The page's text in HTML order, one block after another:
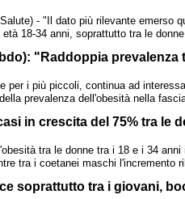
- "Il dato più rilevante emerso
18-34 anni, soprattutto tra le
"Raddoppia
per i più piccoli, continua ad
prevalenza dell'obesità nella
in crescita del 75% tra le
tra le donne tra i 18 e i 34
tra i coetanei maschi l'incremento
soprattutto tra i giovani,